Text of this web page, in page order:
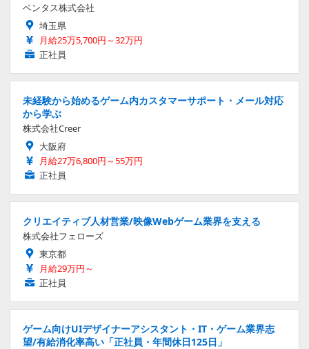
ベンタス株式会社
埼玉県
月給25万5,700円～32万円
正社員
未経験から始めるゲーム内カスタマーサポート・メール対応
から学ぶ
株式会社Creer
大阪府
月給27万6,800円～55万円
正社員
クリエイティブ人材営業/映像Webゲーム業界を支える
株式会社フェローズ
東京都
月給29万円～
正社員
ゲーム向けUIデザイナーアシスタント・IT・ゲーム業界志
望/有給消化率高い「正社員・年間休日125日」